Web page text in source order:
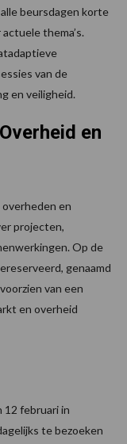
beursdagen korte
thema’s.
van de
en veiligheid.
en
en
projecten,
Op de
genaamd
van een
en overheid
12 februari in
te bezoeken